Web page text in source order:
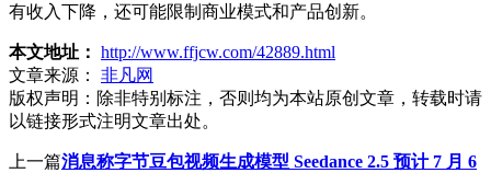
有收入下降，还可能限制商业模式和产品创新。
本文地址： http://www.ffjcw.com/42889.html
文章来源：
非凡网
版权声明： 除非特别标注，否则均为本站原创文章，转载时请
以链接形式注明文章出处。
上一篇消息称字节豆包视频生成模型 Seedance 2.5 预计 7 月 6